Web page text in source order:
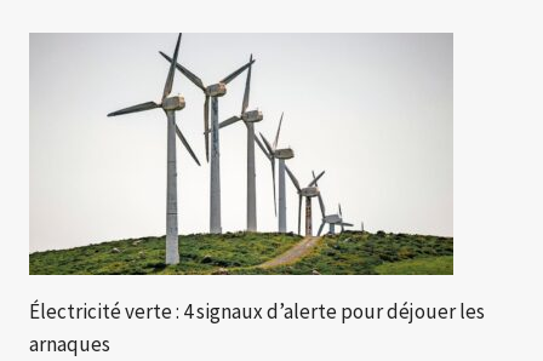
Électricité verte : 4 signaux d’alerte pour déjouer les
arnaques